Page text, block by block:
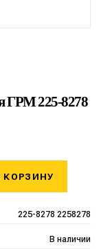
ГРМ 225-8278
225-8278 2258278
В наличии
КОРЗИНУ